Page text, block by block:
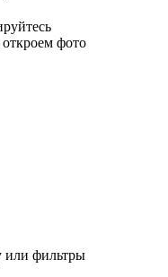
фото
или фильтры